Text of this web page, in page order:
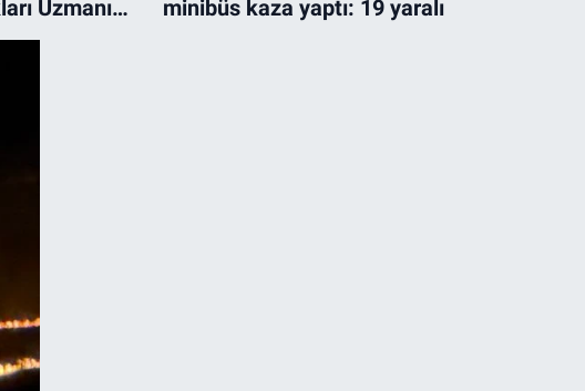
Uzmanı
minibüs kaza yaptı: 19 yaralı